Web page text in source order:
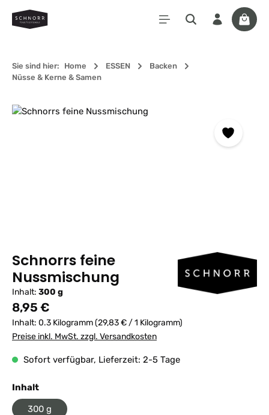
Zum Hauptinhalt springen
Sie sind hier: Home ESSEN
Backen
Nüsse & Kerne & Samen
Bildergalerie überspringen
Schnorrs feine
Nussmischung
Inhalt: 300 g
Regulärer Preis:
8,95 €
Inhalt: 0.3 Kilogramm(29,83 € / 1 Kilogramm)
Preise inkl. MwSt. zzgl. Versandkosten
Sofort verfügbar, Lieferzeit: 2-5 Tage
Inhaltauswählen
300 g